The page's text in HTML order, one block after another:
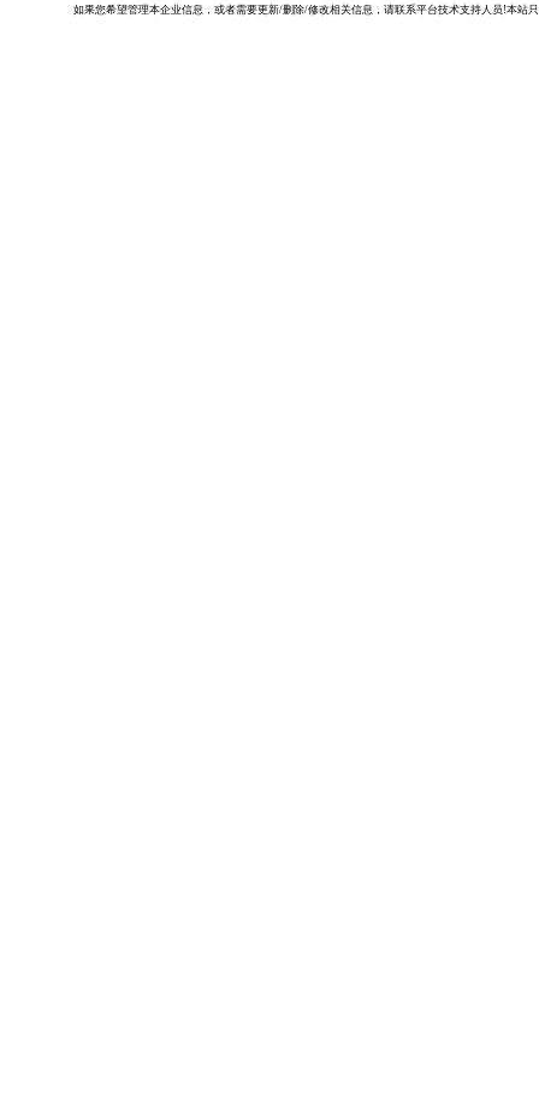
如果您希望管理本企业信息，或者需要更新/删除/修改相关信息，请联系平台技术支持人员!本